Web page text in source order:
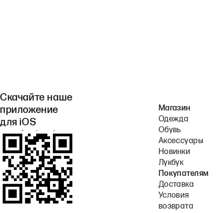
Скачайте наше
приложение
для iOS
или Android.
Магазин
Одежда
Обувь
Аксессуары
Новинки
Лукбук
Покупателям
Доставка
Условия
возврата